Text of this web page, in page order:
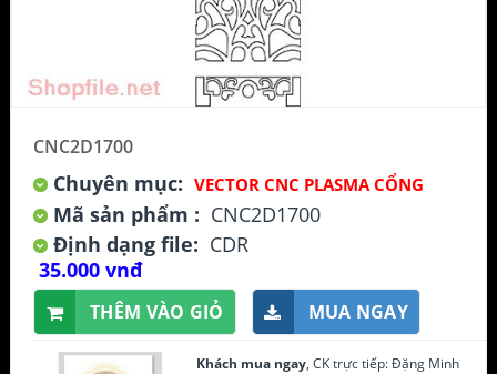
CNC2D1700
Chuyên mục: VECTOR CNC PLASMA CỔNG
Mã sản phẩm : CNC2D1700
Định dạng file: CDR
35.000 vnđ
THÊM VÀO GIỎ MUA NGAY
Khách mua ngay, CK trực tiếp: Đặng Minh